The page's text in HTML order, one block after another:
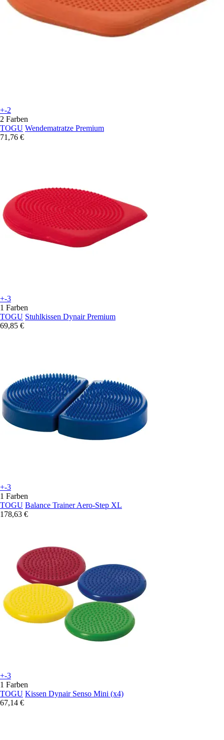
+-2
2 Farben
TOGU Wendematratze Premium
71,76 €
+-3
1 Farben
TOGU Stuhlkissen Dynair Premium
69,85 €
+-3
1 Farben
TOGU Balance Trainer Aero-Step XL
178,63 €
+-3
1 Farben
TOGU Kissen Dynair Senso Mini (x4)
67,14 €